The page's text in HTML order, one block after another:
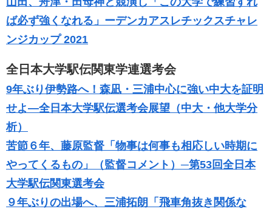
ば必ず強くなれる」ーデンカアスレチックスチャレ
ンジカップ 2021
全日本大学駅伝関東学連選考会
9年ぶり伊勢路へ！森凪・三浦中心に強い中大を証明
せよ―全日本大学駅伝選考会展望（中大・他大学分
析）
苦節６年、藤原監督「物事は何事も相応しい時期に
やってくるもの」（監督コメント）─第53回全日本
大学駅伝関東選考会
９年ぶりの出場へ、三浦拓朗「飛車角抜き関係な